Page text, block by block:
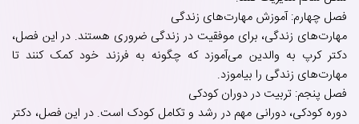
فصل چهارم: آموزش مهارت‌های زندگی
مهارت‌های زندگی، برای موفقیت در زندگی ضروری هستند. در این فصل،
دکتر کرپ به والدین می‌آموزد که چگونه به فرزند خود کمک کنند تا
مهارت‌های زندگی را بیاموزد.
فصل پنجم: تربیت در دوران کودکی
دوره کودکی، دورانی مهم در رشد و تکامل کودک است. در این فصل، دکتر